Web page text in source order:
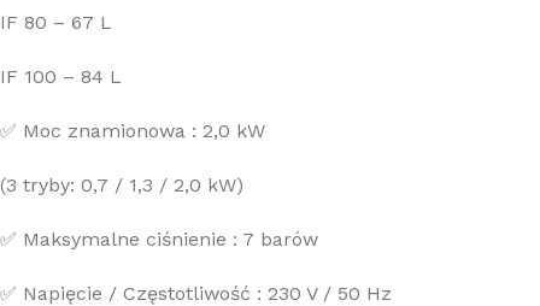
IF 80 – 67 L
IF 100 – 84 L
✅ Moc znamionowa : 2,0 kW
(3 tryby: 0,7 / 1,3 / 2,0 kW)
✅ Maksymalne ciśnienie : 7 barów
✅ Napięcie / Częstotliwość : 230 V / 50 Hz